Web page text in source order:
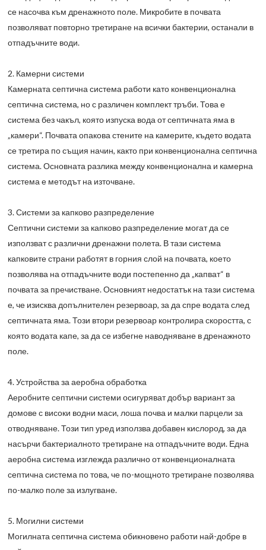
се насочва към дренажното поле. Микробите в почвата
позволяват повторно третиране на всички бактерии, останали в
отпадъчните води.
2. Камерни системи
Камерната септична система работи като конвенционална
септична система, но с различен комплект тръби. Това е
система без чакъл, която изпуска вода от септичната яма в
„камери“. Почвата опакова стените на камерите, където водата
се третира по същия начин, както при конвенционална септична
система. Основната разлика между конвенционална и камерна
система е методът на източване.
3. Системи за капково разпределение
Септични системи за капково разпределение могат да се
използват с различни дренажни полета. В тази система
капковите страни работят в горния слой на почвата, което
позволява на отпадъчните води постепенно да „капват“ в
почвата за пречистване. Основният недостатък на тази система
е, че изисква допълнителен резервоар, за да спре водата след
септичната яма. Този втори резервоар контролира скоростта, с
която водата капе, за да се избегне наводняване в дренажното
поле.
4. Устройства за аеробна обработка
Аеробните септични системи осигуряват добър вариант за
домове с високи водни маси, лоша почва и малки парцели за
отводняване. Този тип уред използва добавен кислород, за да
насърчи бактериалното третиране на отпадъчните води. Една
аеробна система изглежда различно от конвенционалната
септична система по това, че по-мощното третиране позволява
по-малко поле за излугване.
5. Могилни системи
Могилната септична система обикновено работи най-добре в